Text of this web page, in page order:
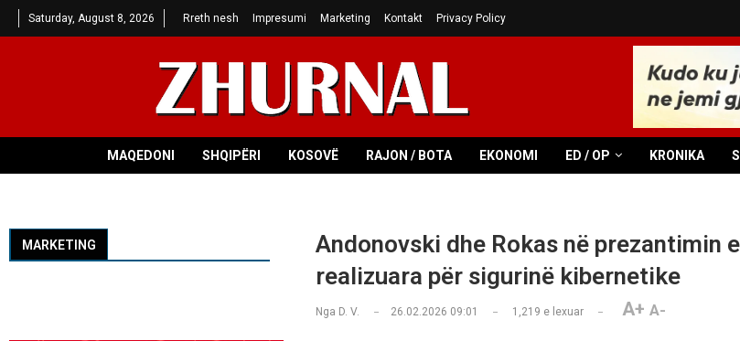
Saturday, August 8, 2026 Rreth nesh Impresumi Marketing Kontakt Privacy Policy
MAQEDONI SHQIPËRI KOSOVË RAJON / BOTA EKONOMI ED / OP KRONIKA
Andonovski dhe Rokas në prezantimin
realizuara për sigurinë kibernetike
Nga D. V. 26.02.2026 09:01 1,219 e lexuar A+ A-
MARKETING